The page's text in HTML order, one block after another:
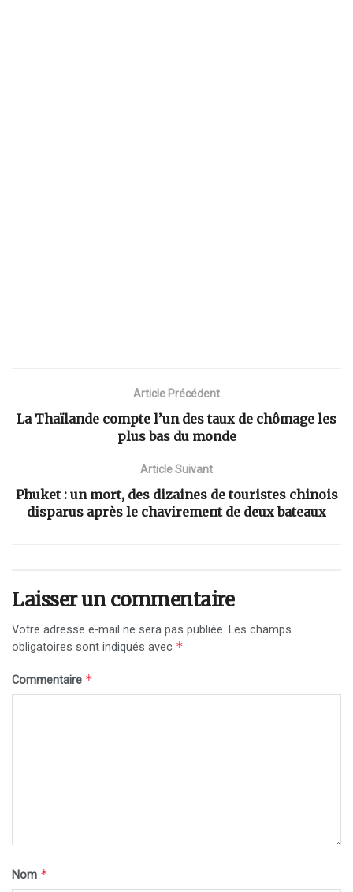
Article Précédent
La Thaïlande compte l’un des taux de chômage les
plus bas du monde
Article Suivant
Phuket : un mort, des dizaines de touristes chinois
disparus après le chavirement de deux bateaux
Laisser un commentaire
Votre adresse e-mail ne sera pas publiée. Les champs
obligatoires sont indiqués avec *
Commentaire *
Nom *